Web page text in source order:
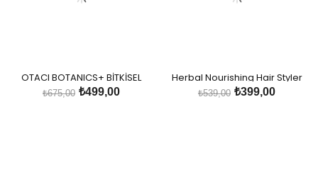
OTACI BOTANICS+ BİTKİSEL
ŞEKİLLENDİRİCİ SAÇ KÖPÜĞÜ
₺499,00
₺675,00
Herbal Nourishing Hair Styler
Soft-Medium
₺399,00
₺539,00